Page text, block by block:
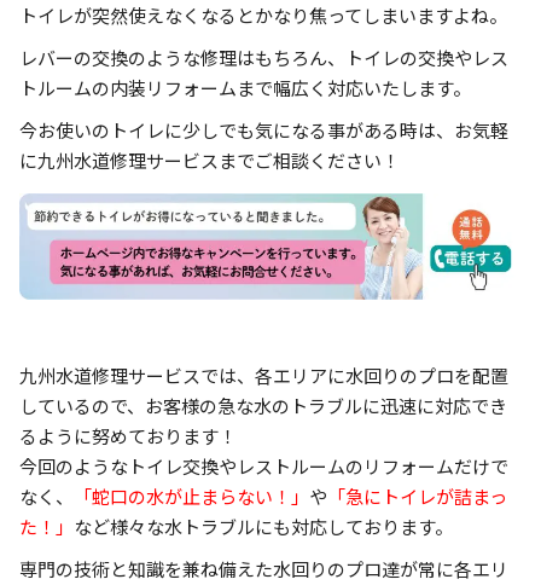
トイレが突然使えなくなるとかなり焦ってしまいますよね。
レバーの交換のような修理はもちろん、トイレの交換やレス
トルームの内装リフォームまで幅広く対応いたします。
今お使いのトイレに少しでも気になる事がある時は、お気軽
に九州水道修理サービスまでご相談ください！
九州水道修理サービスでは、各エリアに水回りのプロを配置
しているので、お客様の急な水のトラブルに迅速に対応でき
るように努めております！
今回のようなトイレ交換やレストルームのリフォームだけで
なく、
「蛇口の水が止まらない！」 や 「急にトイレが詰まっ
た！」 など様々な水トラブルにも対応しております。
専門の技術と知識を兼ね備えた水回りのプロ達が常に各エリ